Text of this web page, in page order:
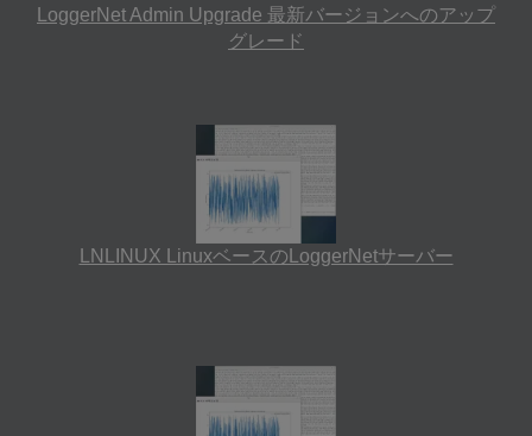
LoggerNet Admin Upgrade 最新バージョンへのアップ
グレード
LNLINUX LinuxベースのLoggerNetサーバー